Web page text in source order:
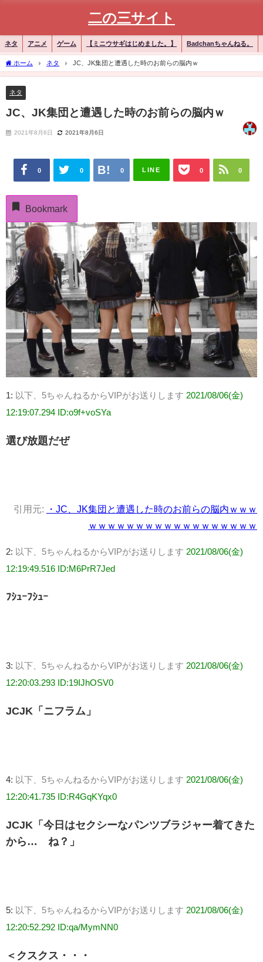
二の三サイト
ネタ アニメ ゲーム 【ミニウサギはじめました。】 Badchanちゃんねる。
ホーム ネタ JC、JK集団と遭遇した時のお前らの脳内ｗ
ネタ
JC、JK集団と遭遇した時のお前らの脳内ｗ
2021年8月6日 2021年8月6日
0 0 0 LINE 0 0
Bookmark
1: 以下、5ちゃんねるからVIPがお送りします 2021/08/06(金)
12:19:07.294 ID:o9f+voSYa
選び放題だぜ
引用元:
・JC、JK集団と遭遇した時のお前らの脳内ｗｗｗ
ｗｗｗｗｗｗｗｗｗｗｗｗｗｗｗｗｗｗ
2: 以下、5ちゃんねるからVIPがお送りします 2021/08/06(金)
12:19:49.516 ID:M6PrR7Jed
ﾌｼｭｰﾌｼｭｰ
3: 以下、5ちゃんねるからVIPがお送りします 2021/08/06(金)
12:20:03.293 ID:19IJhOSV0
JCJK「ニフラム」
4: 以下、5ちゃんねるからVIPがお送りします 2021/08/06(金)
12:20:41.735 ID:R4GqKYqx0
JCJK「今日はセクシーなパンツブラジャー着てきた
から… ね？」
5: 以下、5ちゃんねるからVIPがお送りします 2021/08/06(金)
12:20:52.292 ID:qa/MymNN0
＜クスクス・・・